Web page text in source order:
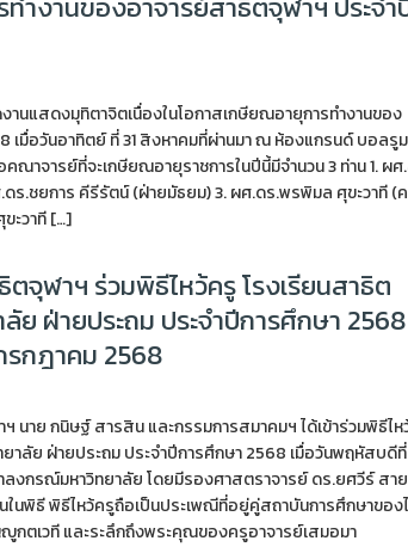
านแสดงมุทิตาจิตเนื่องในโอกาสเกษียณอายุการทำงานของ
เมื่อวันอาทิตย์ ที่ 31 สิงหาคมที่ผ่านมา ณ ห้องแกรนด์ บอลรูม
ณาจารย์ที่จะเกษียณอายุราชการในปีนี้มีจำนวน 3 ท่าน 1. ผศ
ร.ชยการ คีรีรัตน์ (ฝ่ายมัธยม) 3. ผศ.ดร.พรพิมล ศุขะวาที (
ะวาที […]
ตจุฬาฯ ร่วมพิธีไหว้ครู โรงเรียนสาธิต
ฝ่ายประถม ประจำปีการศึกษา 2568
กฎาคม 2568
นาย กนิษฐ์ สารสิน และกรรมการสมาคมฯ ได้เข้าร่วมพิธีไ
ลัย ฝ่ายประถม ประจำปีการศึกษา 2568 เมื่อวันพฤหัสบดีที่
งกรณ์มหาวิทยาลัย โดยมีรองศาสตราจารย์ ดร.ยศวีร์ สา
นพิธี พิธีไหว้ครูถือเป็นประเพณีที่อยู่คู่สถาบันการศึกษาของ
กตเวที และระลึกถึงพระคุณของครูอาจารย์เสมอมา